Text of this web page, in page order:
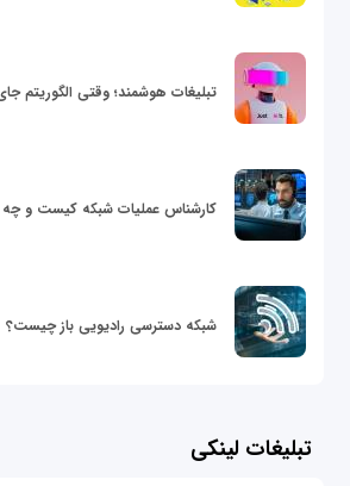
تبلیغات هوشمند؛ وقتی الگوریتم
کارشناس عملیات شبکه کیست و چه
شبکه دسترسی رادیویی باز چیست؟
تبلیغات لینکی